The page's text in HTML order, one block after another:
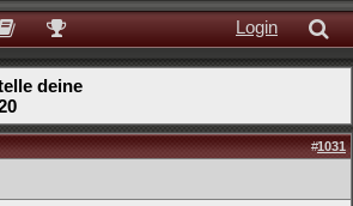
Login
deine
#1031